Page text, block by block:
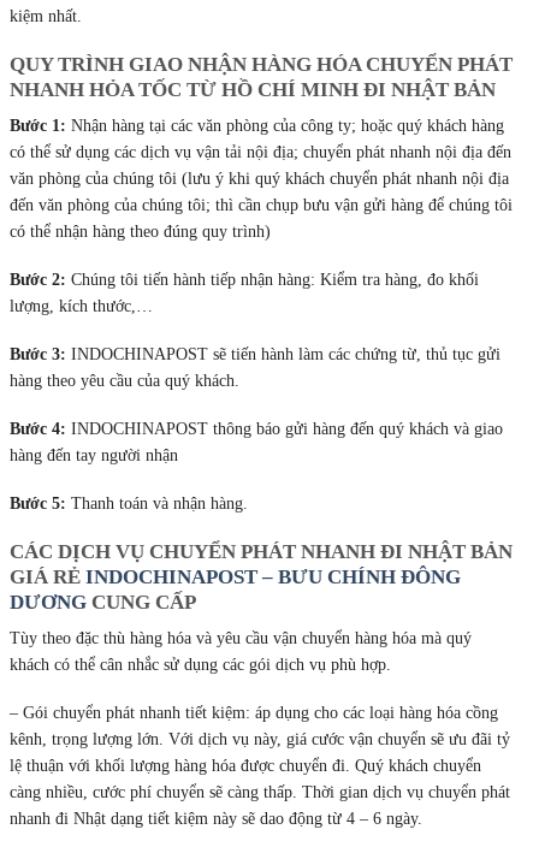
kiệm nhất.
QUY TRÌNH GIAO NHẬN HÀNG HÓA CHUYỂN PHÁT
NHANH HỎA TỐC TỪ HỒ CHÍ MINH ĐI NHẬT BẢN
Bước 1: Nhận hàng tại các văn phòng của công ty; hoặc quý khách hàng
có thể sử dụng các dịch vụ vận tải nội địa; chuyển phát nhanh nội địa đến
văn phòng của chúng tôi (lưu ý khi quý khách chuyển phát nhanh nội địa
đến văn phòng của chúng tôi; thì cần chụp bưu vận gửi hàng để chúng tôi
có thể nhận hàng theo đúng quy trình)
Bước 2: Chúng tôi tiến hành tiếp nhận hàng: Kiểm tra hàng, đo khối
lượng, kích thước,…
Bước 3: INDOCHINAPOST sẽ tiến hành làm các chứng từ, thủ tục gửi
hàng theo yêu cầu của quý khách.
Bước 4: INDOCHINAPOST thông báo gửi hàng đến quý khách và giao
hàng đến tay người nhận
Bước 5: Thanh toán và nhận hàng.
CÁC DỊCH VỤ CHUYỂN PHÁT NHANH ĐI NHẬT BẢN
GIÁ RẺ INDOCHINAPOST – BƯU CHÍNH ĐÔNG
DƯƠNG CUNG CẤP
Tùy theo đặc thù hàng hóa và yêu cầu vận chuyển hàng hóa mà quý
khách có thể cân nhắc sử dụng các gói dịch vụ phù hợp.
– Gói chuyển phát nhanh tiết kiệm: áp dụng cho các loại hàng hóa cồng
kênh, trọng lượng lớn. Với dịch vụ này, giá cước vận chuyển sẽ ưu đãi tỷ
lệ thuận với khối lượng hàng hóa được chuyển đi. Quý khách chuyển
càng nhiều, cước phí chuyển sẽ càng thấp. Thời gian dịch vụ chuyển phát
nhanh đi Nhật dạng tiết kiệm này sẽ dao động từ 4 – 6 ngày.